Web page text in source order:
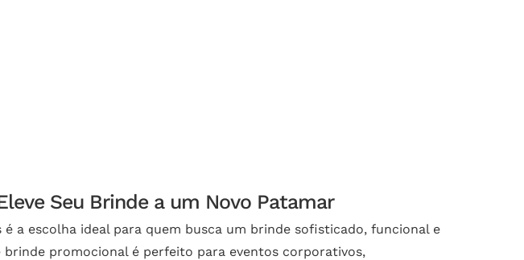
Seu Brinde a um Novo Patamar
a escolha ideal para quem busca um brinde sofisticado, funcional e
promocional é perfeito para eventos corporativos,